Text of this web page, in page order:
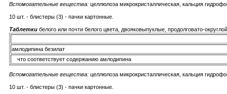
Вспомогательные вещества: целлюлоза микрокристаллическая, кальция
10 шт. - блистеры (3) - пачки картонные.
Таблетки белого или почти белого цвета, двояковыпуклые, продолговато-
амлодипина безилат
что соответствует содержанию амлодипина
Вспомогательные вещества: целлюлоза микрокристаллическая, кальция
10 шт. - блистеры (3) - пачки картонные.